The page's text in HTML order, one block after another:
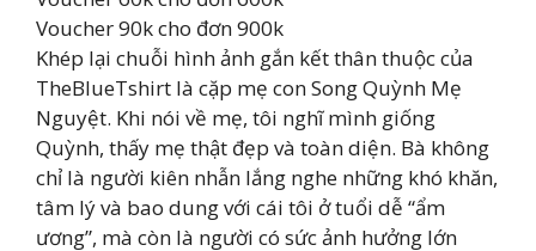
Voucher 90k cho đơn 900k
Khép lại chuỗi hình ảnh gắn kết thân thuộc của
TheBlueTshirt là cặp mẹ con Song Quỳnh Mẹ
Nguyệt. Khi nói về mẹ, tôi nghĩ mình giống
Quỳnh, thấy mẹ thật đẹp và toàn diện. Bà không
chỉ là người kiên nhẫn lắng nghe những khó khăn,
tâm lý và bao dung với cái tôi ở tuổi dễ “ẩm
ương”, mà còn là người có sức ảnh hưởng lớn